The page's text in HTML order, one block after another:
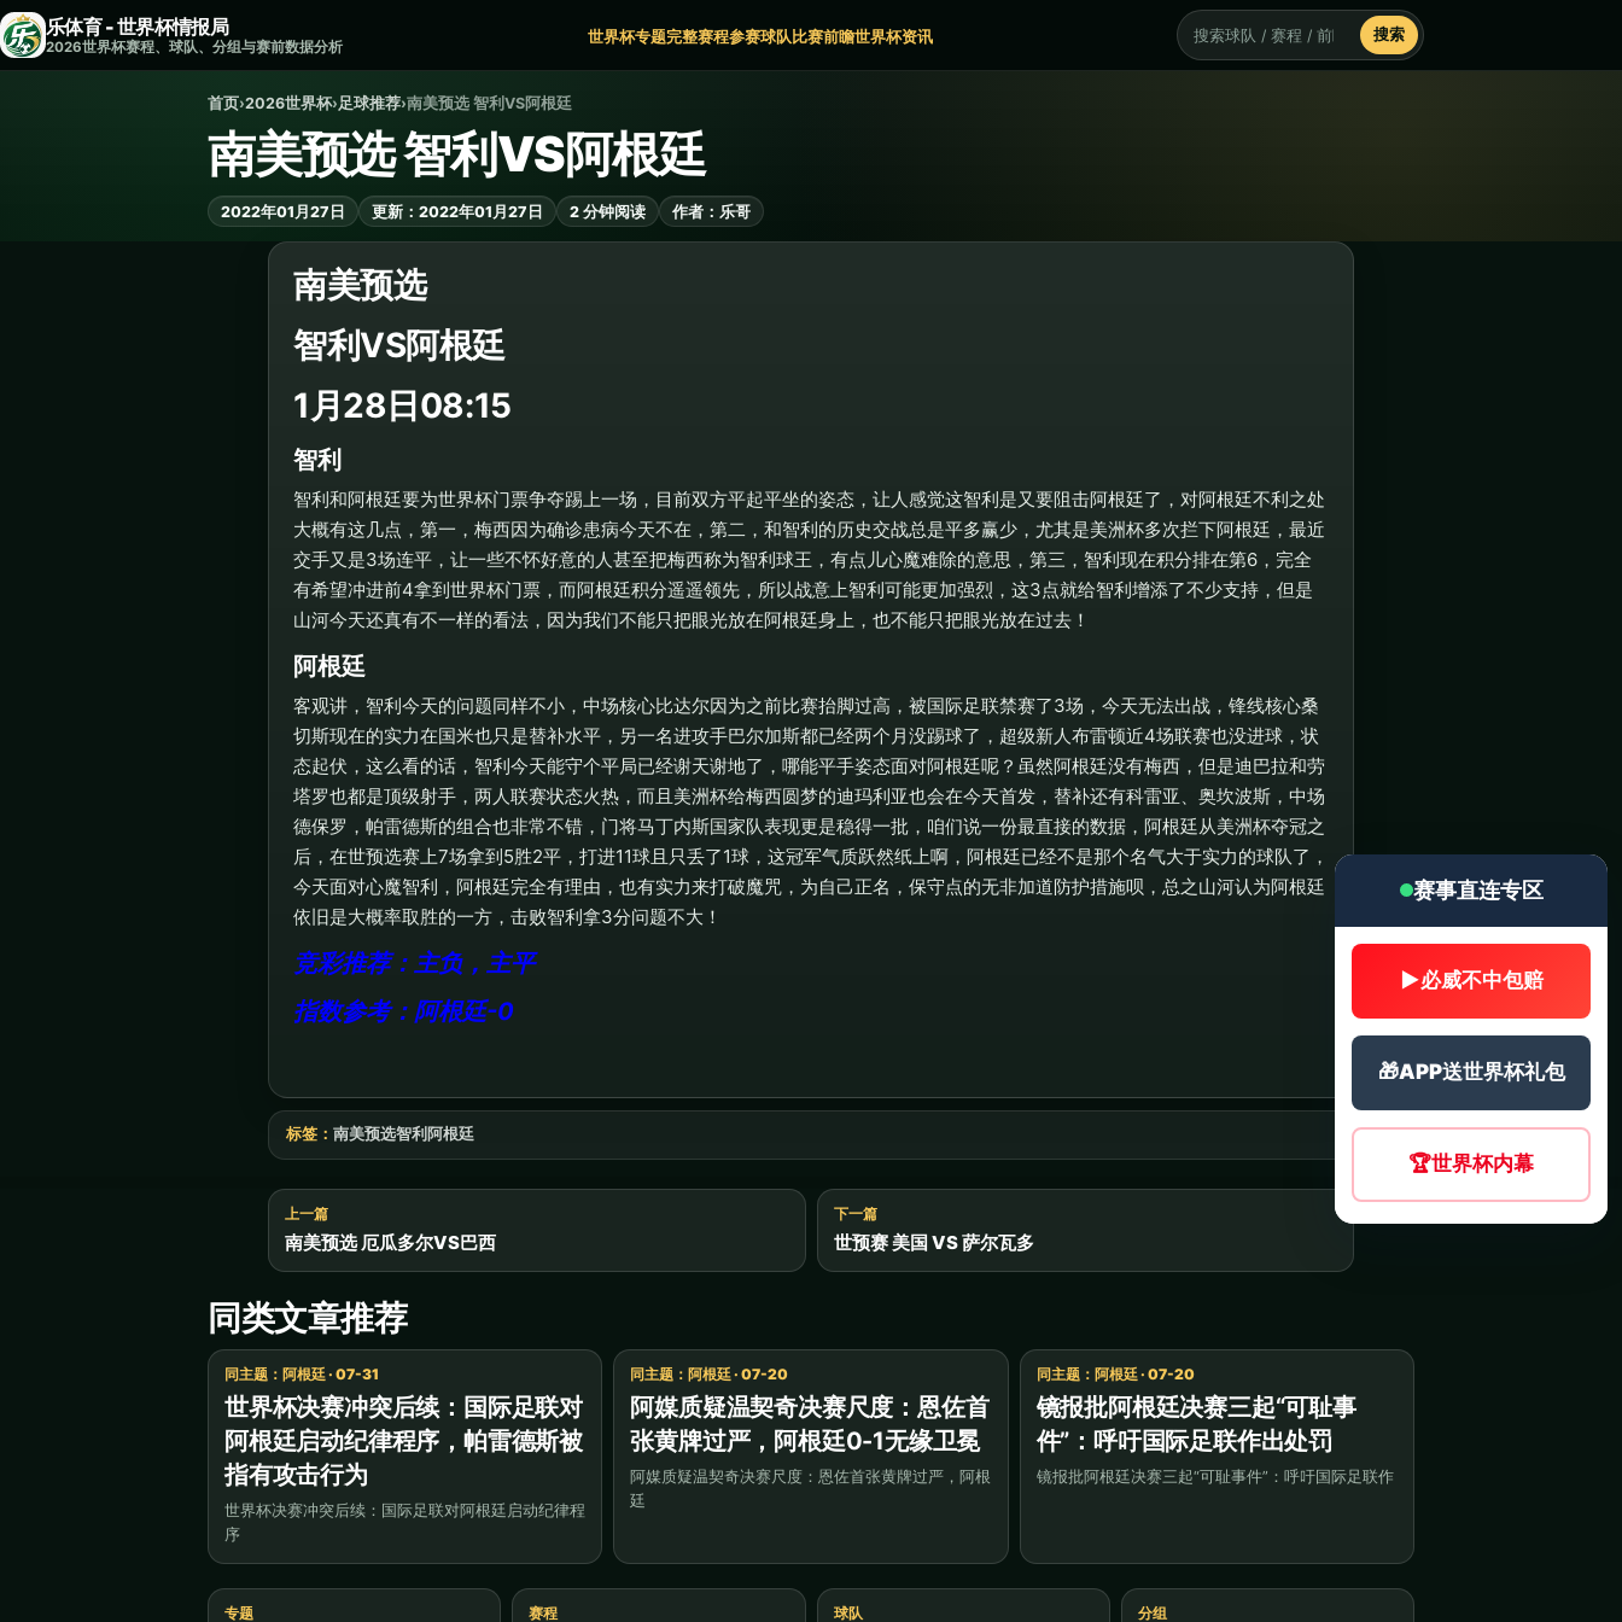
乐体育 - 世界杯情报局
2026世界杯赛程、球队、分组与赛前数据分析
世界杯专题完整赛程参赛球队比赛前瞻世界杯资讯 搜索 搜索
首页›2026世界杯›足球推荐›南美预选 智利VS阿根廷
南美预选 智利VS阿根廷
2022年01月27日 更新：2022年01月27日 2 分钟阅读 作者：乐哥
南美预选
智利VS阿根廷
1月28日08:15
智利
智利和阿根廷要为世界杯门票争夺踢上一场，目前双方平起平坐的姿态，让人感觉这智利是又要阻击阿根廷了，对阿根廷不利之处
大概有这几点，第一，梅西因为确诊患病今天不在，第二，和智利的历史交战总是平多赢少，尤其是美洲杯多次拦下阿根廷，最近
交手又是3场连平，让一些不怀好意的人甚至把梅西称为智利球王，有点儿心魔难除的意思，第三，智利现在积分排在第6，完全
有希望冲进前4拿到世界杯门票，而阿根廷积分遥遥领先，所以战意上智利可能更加强烈，这3点就给智利增添了不少支持，但是
山河今天还真有不一样的看法，因为我们不能只把眼光放在阿根廷身上，也不能只把眼光放在过去！
阿根廷
客观讲，智利今天的问题同样不小，中场核心比达尔因为之前比赛抬脚过高，被国际足联禁赛了3场，今天无法出战，锋线核心桑
切斯现在的实力在国米也只是替补水平，另一名进攻手巴尔加斯都已经两个月没踢球了，超级新人布雷顿近4场联赛也没进球，状
态起伏，这么看的话，智利今天能守个平局已经谢天谢地了，哪能平手姿态面对阿根廷呢？虽然阿根廷没有梅西，但是迪巴拉和劳
塔罗也都是顶级射手，两人联赛状态火热，而且美洲杯给梅西圆梦的迪玛利亚也会在今天首发，替补还有科雷亚、奥坎波斯，中场
德保罗，帕雷德斯的组合也非常不错，门将马丁内斯国家队表现更是稳得一批，咱们说一份最直接的数据，阿根廷从美洲杯夺冠之
后，在世预选赛上7场拿到5胜2平，打进11球且只丢了1球，这冠军气质跃然纸上啊，阿根廷已经不是那个名气大于实力的球队了，
今天面对心魔智利，阿根廷完全有理由，也有实力来打破魔咒，为自己正名，保守点的无非加道防护措施呗，总之山河认为阿根廷
依旧是大概率取胜的一方，击败智利拿3分问题不大！
竞彩推荐：主负，主平
指数参考：阿根廷-0
标签： 南美预选智利 阿根廷
上一篇
南美预选 厄瓜多尔VS巴西
下一篇
世预赛 美国 VS 萨尔瓦多
同类文章推荐
同主题：阿根廷 · 07-31
世界杯决赛冲突后续：国际足联对
阿根廷启动纪律程序，帕雷德斯被
指有攻击行为
世界杯决赛冲突后续：国际足联对阿根廷启动纪律程
序
同主题：阿根廷 · 07-20
阿媒质疑温契奇决赛尺度：恩佐首
张黄牌过严，阿根廷0-1无缘卫冕
阿媒质疑温契奇决赛尺度：恩佐首张黄牌过严，阿根
廷
同主题：阿根廷 · 07-20
镜报批阿根廷决赛三起“可耻事
件”：呼吁国际足联作出处罚
镜报批阿根廷决赛三起“可耻事件”：呼吁国际足联作
专题 赛程 球队 分组
赛事直连专区
▶必威不中包赔
🎁APP送世界杯礼包
🏆世界杯内幕